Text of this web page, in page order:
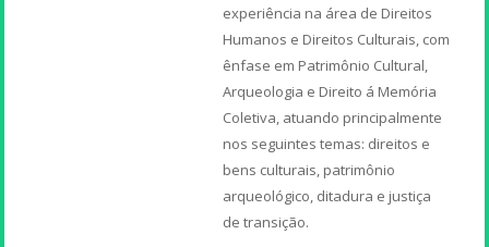
experiência na área de Direitos
Humanos e Direitos Culturais, com
ênfase em Patrimônio Cultural,
Arqueologia e Direito á Memória
Coletiva, atuando principalmente
nos seguintes temas: direitos e
bens culturais, patrimônio
arqueológico, ditadura e justiça
de transição.